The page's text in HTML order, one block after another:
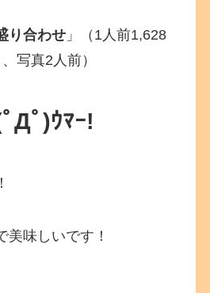
り合わせ 」（1人前1,628
写真2人前）
Дﾟ)ｳﾏｰ!
美味しいです！